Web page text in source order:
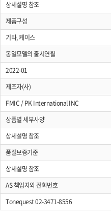
상세설명 참조
제품구성
기타, 케이스
동일모델의 출시연월
2022-01
제조자(사)
FMIC / PK International INC
상품별 세부사양
상세설명 참조
품질보증기준
상세설명 참조
AS 책임자와 전화번호
Tonequest 02-3471-8556